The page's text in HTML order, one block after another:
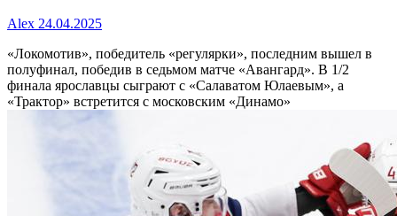
Alex 24.04.2025
«Локомотив», победитель «регулярки», последним вышел в
полуфинал, победив в седьмом матче «Авангард». В 1/2
финала ярославцы сыграют с «Салаватом Юлаевым», а
«Трактор» встретится с московским «Динамо»